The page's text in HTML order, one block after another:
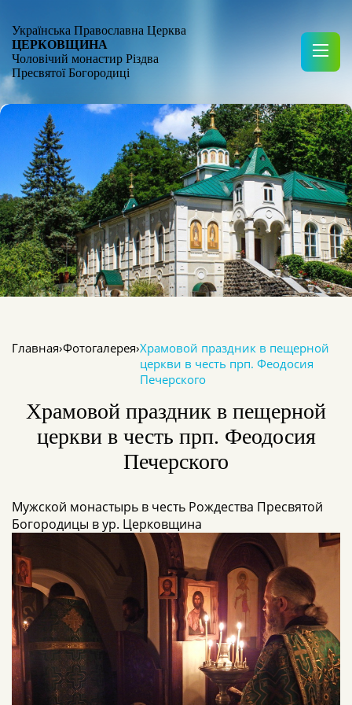
Українська Православна Церква
ЦЕРКОВЩИНА
Чоловічий монастир Різдва
Пресвятої Богородиці
Главная›Фотогалерея›Храмовой праздник в пещерной
церкви в честь прп. Феодосия
Печерского
Храмовой праздник в пещерной
церкви в честь прп. Феодосия
Печерского
Мужской монастырь в честь Рождества Пресвятой
Богородицы в ур. Церковщина